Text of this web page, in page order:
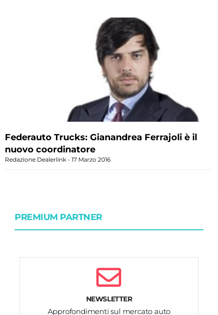
Federauto Trucks: Gianandrea Ferrajoli è il
nuovo coordinatore
Redazione Dealerlink 17 Marzo 2016
PREMIUM PARTNER
NEWSLETTER
Approfondimenti sul mercato auto